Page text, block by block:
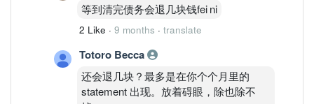
等到清完债务会退几块钱fei ni
2 Like · 9 months · translate
Totoro Becca
还会退几块？最多是在你个个月里的
statement 出现。放着碍眼，除也除不